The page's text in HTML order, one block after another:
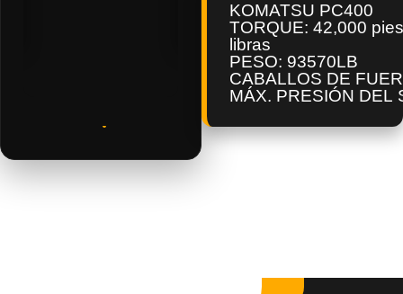
KOMATSU PC400
TORQUE: 42,000
libras
PESO: 93570LB
CABALLOS DE
MÁX. PRESIÓN DEL